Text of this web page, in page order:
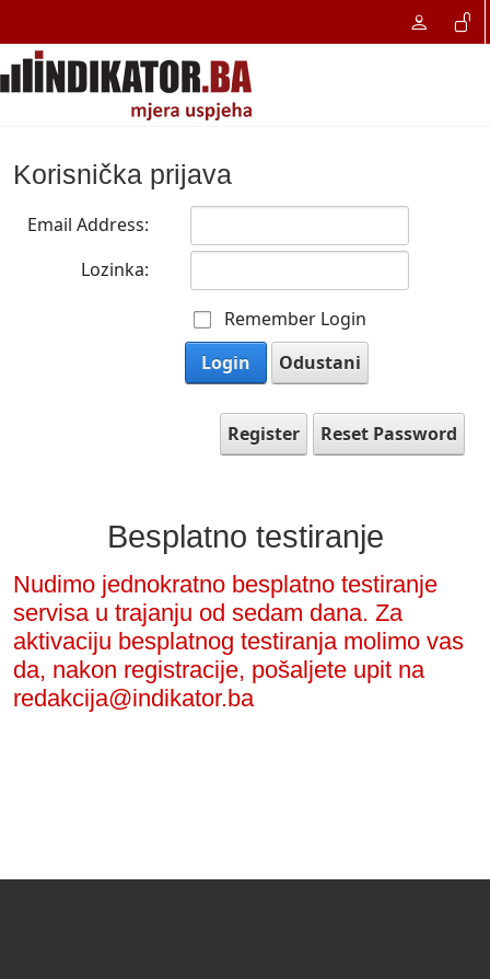
Korisnička prijava
Email Address:
Lozinka:
Remember Login
Login
Odustani
Register Reset Password
Besplatno testiranje
Nudimo jednokratno besplatno testiranje
servisa u trajanju od sedam dana. Za
aktivaciju besplatnog testiranja molimo vas
da, nakon registracije, pošaljete upit na
redakcija@indikator.ba